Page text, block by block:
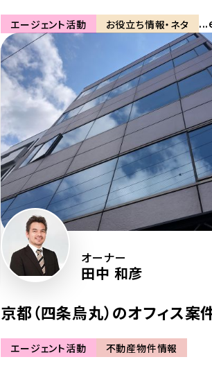
エージェント活動 お役立ち情報・ネタ
オーナー
田中 和彦
京都（四条烏丸）のオフィス案
エージェント活動 不動産物件情報